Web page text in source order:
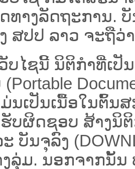
າງລັດຖະການ.
ສປ​ປ ລາວ ​ຈະຖື​
ໄຊ​ນີ້ ນິຕິກຳທີ່ເປັ
ນເປັນເນື້ອໃນຕົ້ນ
ບຜິດຊອບ ສ້າງນິ
ະ ບັນຈຸລົງ
ລຸ່ມ. ນອກຈາກນັ້ນ